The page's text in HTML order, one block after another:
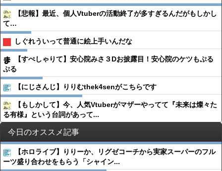
【悲報】最近、個人Vtuberの活動終了が多すぎるんだがもしかし
て…
しぐれういって普通に絵上手いんだな
【すぺしゃりて】安心院みさ３Dお披露目！安心院のケツもぷる
ぷる
【にじさんじ】りりむthek4senがこちらです
【もしかして】今、人気Vtuberがマザーやってて『未来は燦々た
る有様』という台詞があって...
今日のオススメ記事
【ホロライブ】りりーか、リグゼコーチから実家スーパーのフル
ーツ盛り合わせをもらう「シャイン...